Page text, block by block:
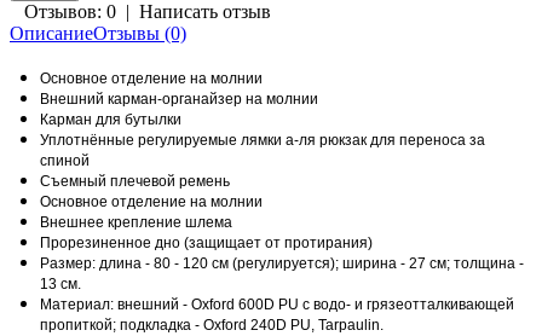
Отзывов: 0 | Написать отзыв
ОписаниеОтзывы (0)
Основное отделение на молнии
Внешний карман-органайзер на молнии
Карман для бутылки
Уплотнённые регулируемые лямки а-ля рюкзак для переноса за
спиной
Съемный плечевой ремень
Основное отделение на молнии
Внешнее крепление шлема
Прорезиненное дно (защищает от протирания)
Размер: длина - 80 - 120 см (регулируется); ширина - 27 см; толщина -
13 см.
Материал: внешний - Oxford 600D PU с водо- и грязеотталкивающей
пропиткой; подкладка - Oxford 240D PU, Tarpaulin.